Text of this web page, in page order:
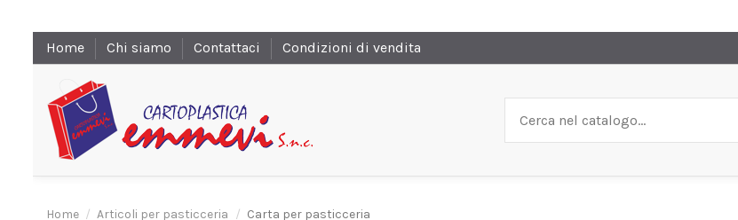
Home Chi siamo Contattaci Condizioni di vendita
Home Articoli per pasticceria Carta per pasticceria